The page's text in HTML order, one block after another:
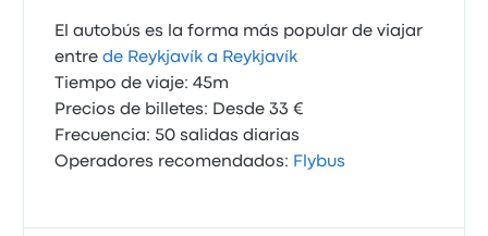
El autobús es la forma más popular de viajar
entrede Reykjavík a Reykjavík
Tiempo de viaje: 45m
Precios de billetes: Desde 33 €
Frecuencia: 50 salidas diarias
Operadores recomendados: Flybus